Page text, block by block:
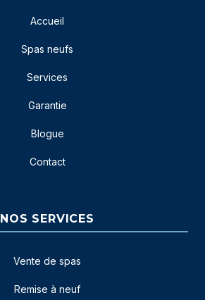
Accueil
Spas neufs
Services
Garantie
Blogue
Contact
NOS SERVICES
Vente de spas
Remise à neuf